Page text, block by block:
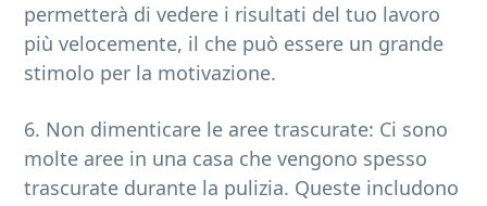
permetterà di vedere i risultati del tuo lavoro
più velocemente, il che può essere un grande
stimolo per la motivazione.
6. Non dimenticare le aree trascurate: Ci sono
molte aree in una casa che vengono spesso
trascurate durante la pulizia. Queste includono